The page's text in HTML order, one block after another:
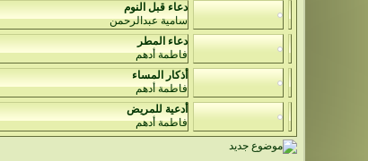
دعاء قبل النوم
سامية عبدالرحمن
دعاء المطر
فاطمة أدهم
أذكار المساء
فاطمة أدهم
أدعية للمريض
فاطمة أدهم